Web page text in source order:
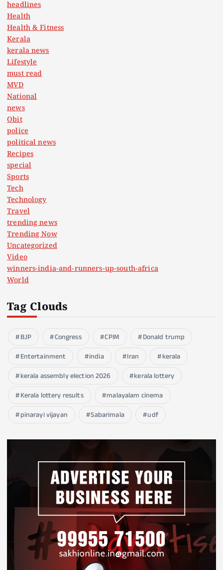
headlines
Health
Health & Fitness
Kerala
kerala news
Lifestyle
must read
MVD
National
news
Obit
police
political news
Recipes
special
Sports
Tech
Technology
Travel
trending news
Trending Now
Uncategorized
Video
winners-india-and-runners-up-south-africa
World
Tag Clouds
BJP Congress CPIM
Donald trump
Entertainment
india Iran
kerala
kerala assembly election 2026
kerala lottery
Kerala lottery results
malayalam cinema
pinarayi vijayan
Sabarimala udf